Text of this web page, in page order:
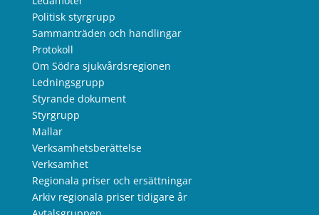
Politisk styrgrupp
Sammanträden och handlingar
Protokoll
Om Södra sjukvårdsregionen
Ledningsgrupp
Styrande dokument
Styrgrupp
Mallar
Verksamhetsberättelse
Verksamhet
Regionala priser och ersättningar
Arkiv regionala priser tidigare år